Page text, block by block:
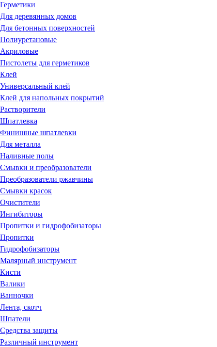
Герметики
Для деревянных домов
Для бетонных поверхностей
Полиуретановые
Акриловые
Пистолеты для герметиков
Клей
Универсальный клей
Клей для напольных покрытий
Растворители
Шпатлевка
Финишные шпатлевки
Для металла
Наливные полы
Смывки и преобразователи
Преобразователи ржавчины
Смывки красок
Очистители
Ингибиторы
Пропитки и гидрофобизаторы
Пропитки
Гидрофобизаторы
Малярный инструмент
Кисти
Валики
Ванночки
Лента, скотч
Шпатели
Средства защиты
Различный инструмент